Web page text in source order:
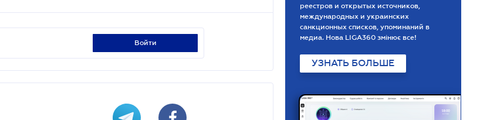
войти
реестров и открытых источников,
международных и украинских
санкционных списков, упоминаний в
медиа. Нова LIGA360 змінює все!
УЗНАТЬ БОЛЬШЕ